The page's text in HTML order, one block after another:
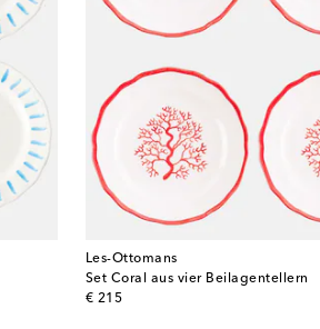
Les-Ottomans
Set Coral aus vier Beilagentellern
€ 215
original price